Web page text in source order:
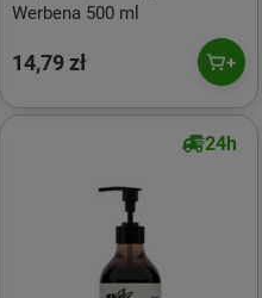
Werbena 500 ml
14,79 zł
24h